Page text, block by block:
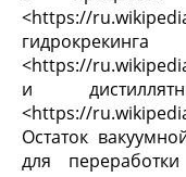
<https://
гидрокрекинга
<https://
и
<https://
Остаток
для